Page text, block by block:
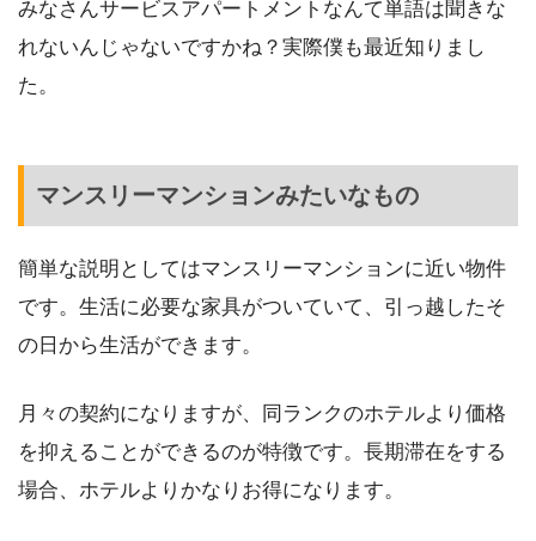
みなさんサービスアパートメントなんて単語は聞きな
れないんじゃないですかね？実際僕も最近知りまし
た。
マンスリーマンションみたいなもの
簡単な説明としてはマンスリーマンションに近い物件
です。生活に必要な家具がついていて、引っ越したそ
の日から生活ができます。
月々の契約になりますが、同ランクのホテルより価格
を抑えることができるのが特徴です。長期滞在をする
場合、ホテルよりかなりお得になります。